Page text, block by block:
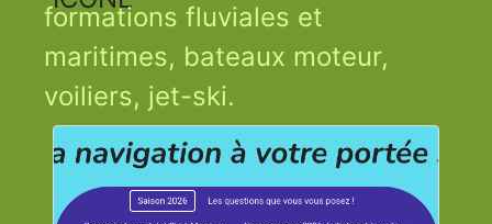
formations fluviales et
maritimes, bateaux moteur,
voiliers, jet-ski.